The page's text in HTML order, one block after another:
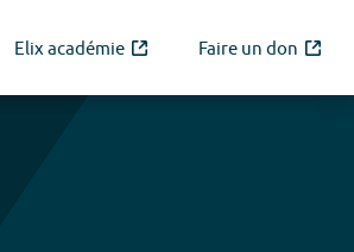
Elix académie Faire un don